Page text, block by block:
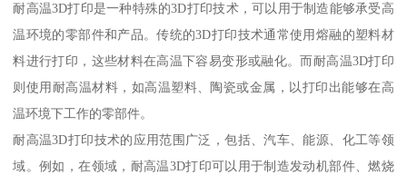
耐高温3D打印是一种特殊的3D打印技术，可以用于制造能够承受高
温环境的零部件和产品。传统的3D打印技术通常使用熔融的塑料材
料进行打印，这些材料在高温下容易变形或融化。而耐高温3D打印
则使用耐高温材料，如高温塑料、陶瓷或金属，以打印出能够在高
温环境下工作的零部件。
耐高温3D打印技术的应用范围广泛，包括、汽车、能源、化工等领
域。例如，在领域，耐高温3D打印可以用于制造发动机部件、燃烧